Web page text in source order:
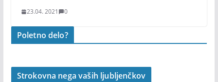
23.04. 2021 0
Poletno delo?
Strokovna nega vaših ljubljenčkov